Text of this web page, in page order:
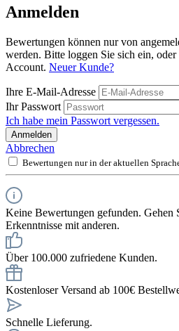
Anmelden
Bewertungen können nur von
werden. Bitte loggen Sie sich ein, oder
Account. Neuer Kunde?
Ihre E-Mail-Adresse
Ihr Passwort
Ich habe mein Passwort vergessen.
Anmelden
Abbrechen
Bewertungen nur in der aktuellen
Keine Bewertungen gefunden. Gehen
Erkenntnisse mit anderen.
Über 100.000 zufriedene Kunden.
Kostenloser Versand ab 100€
Schnelle Lieferung.